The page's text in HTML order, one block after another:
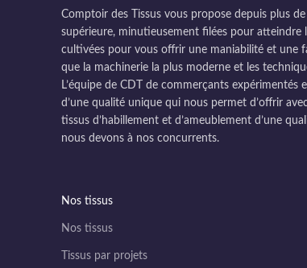
Comptoir des Tissus vous propose depuis plus
supérieure, minutieusement filées pour atteindre
cultivées pour vous offrir une maniabilité et une
que la machinerie la plus moderne et les
L’équipe de CDT de commerçants
d’une qualité unique qui nous permet d’offrir
tissus d’habillement et d’ameublement d’une
nous devons à nos concurrents.
Nos tissus
Nos tissus
Tissus par projets